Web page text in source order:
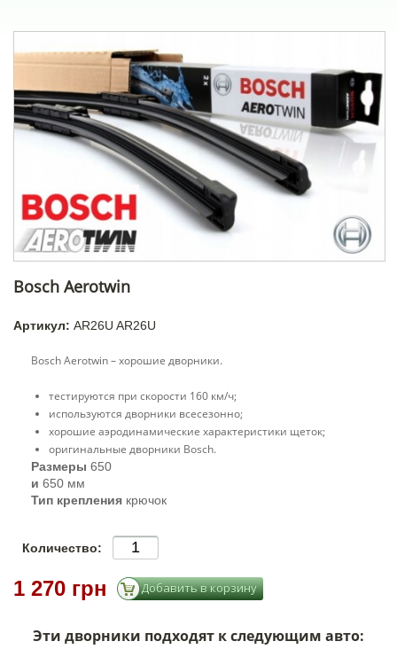
Bosch Aerotwin
Артикул: AR26U AR26U
Bosch Aerotwin – хорошие дворники.
тестируются при скорости 160 км/ч;
используются дворники всесезонно;
хорошие аэродинамические характеристики щеток;
оригинальные дворники Bosch.
Размеры 650
и 650 мм
Тип крепления крючок
Количество:
1 270 грн
Эти дворники подходят к следующим авто: